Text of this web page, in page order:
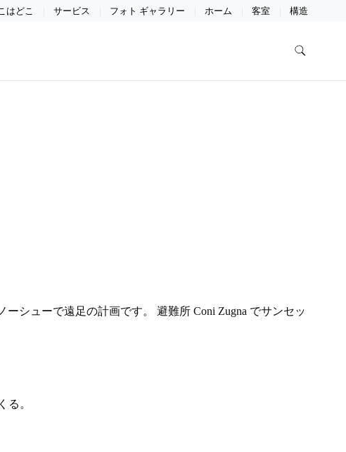
はどこ サービス フォト ギャラリー ホーム 客室 構造
シューで遠足の計画です。 避難所 Coni Zugna でサンセッ
る。